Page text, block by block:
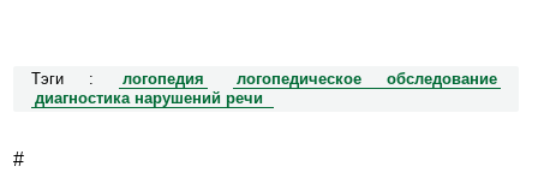
Тэги : логопедия
логопедическое обследование
диагностика нарушений речи
#